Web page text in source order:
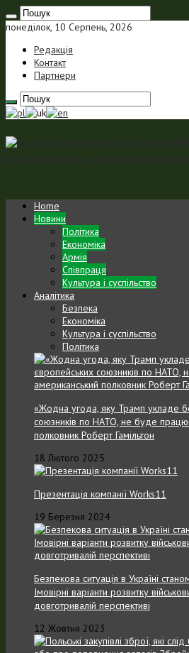
понеділок, 10 Серпень, 2026
Редакція
Контакт
Партнери
Home
Новини
Політика
Економіка
Армія
Співпраця
Культура і суспільство
Аналітика
Безпека
Економіка
Культура і суспільство
Політика
«Жодна угода, яку Трамп укладе
союзників по НАТО, не буде
полковник Роберт Гамільтон
18 Лютого 2025
Презентація компанії Works11
19 Березня 2024
Безпекова ситуація в Україні
Імовірні варіанти розвитку
довготривалій перспективі
12 Жовтня 2023